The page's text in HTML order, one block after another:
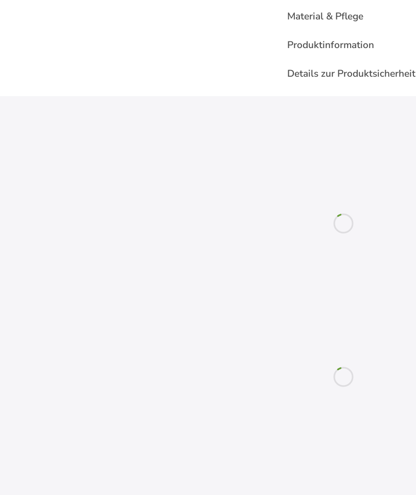
Material & Pflege
Produktinformation
Details zur Produktsicherheit